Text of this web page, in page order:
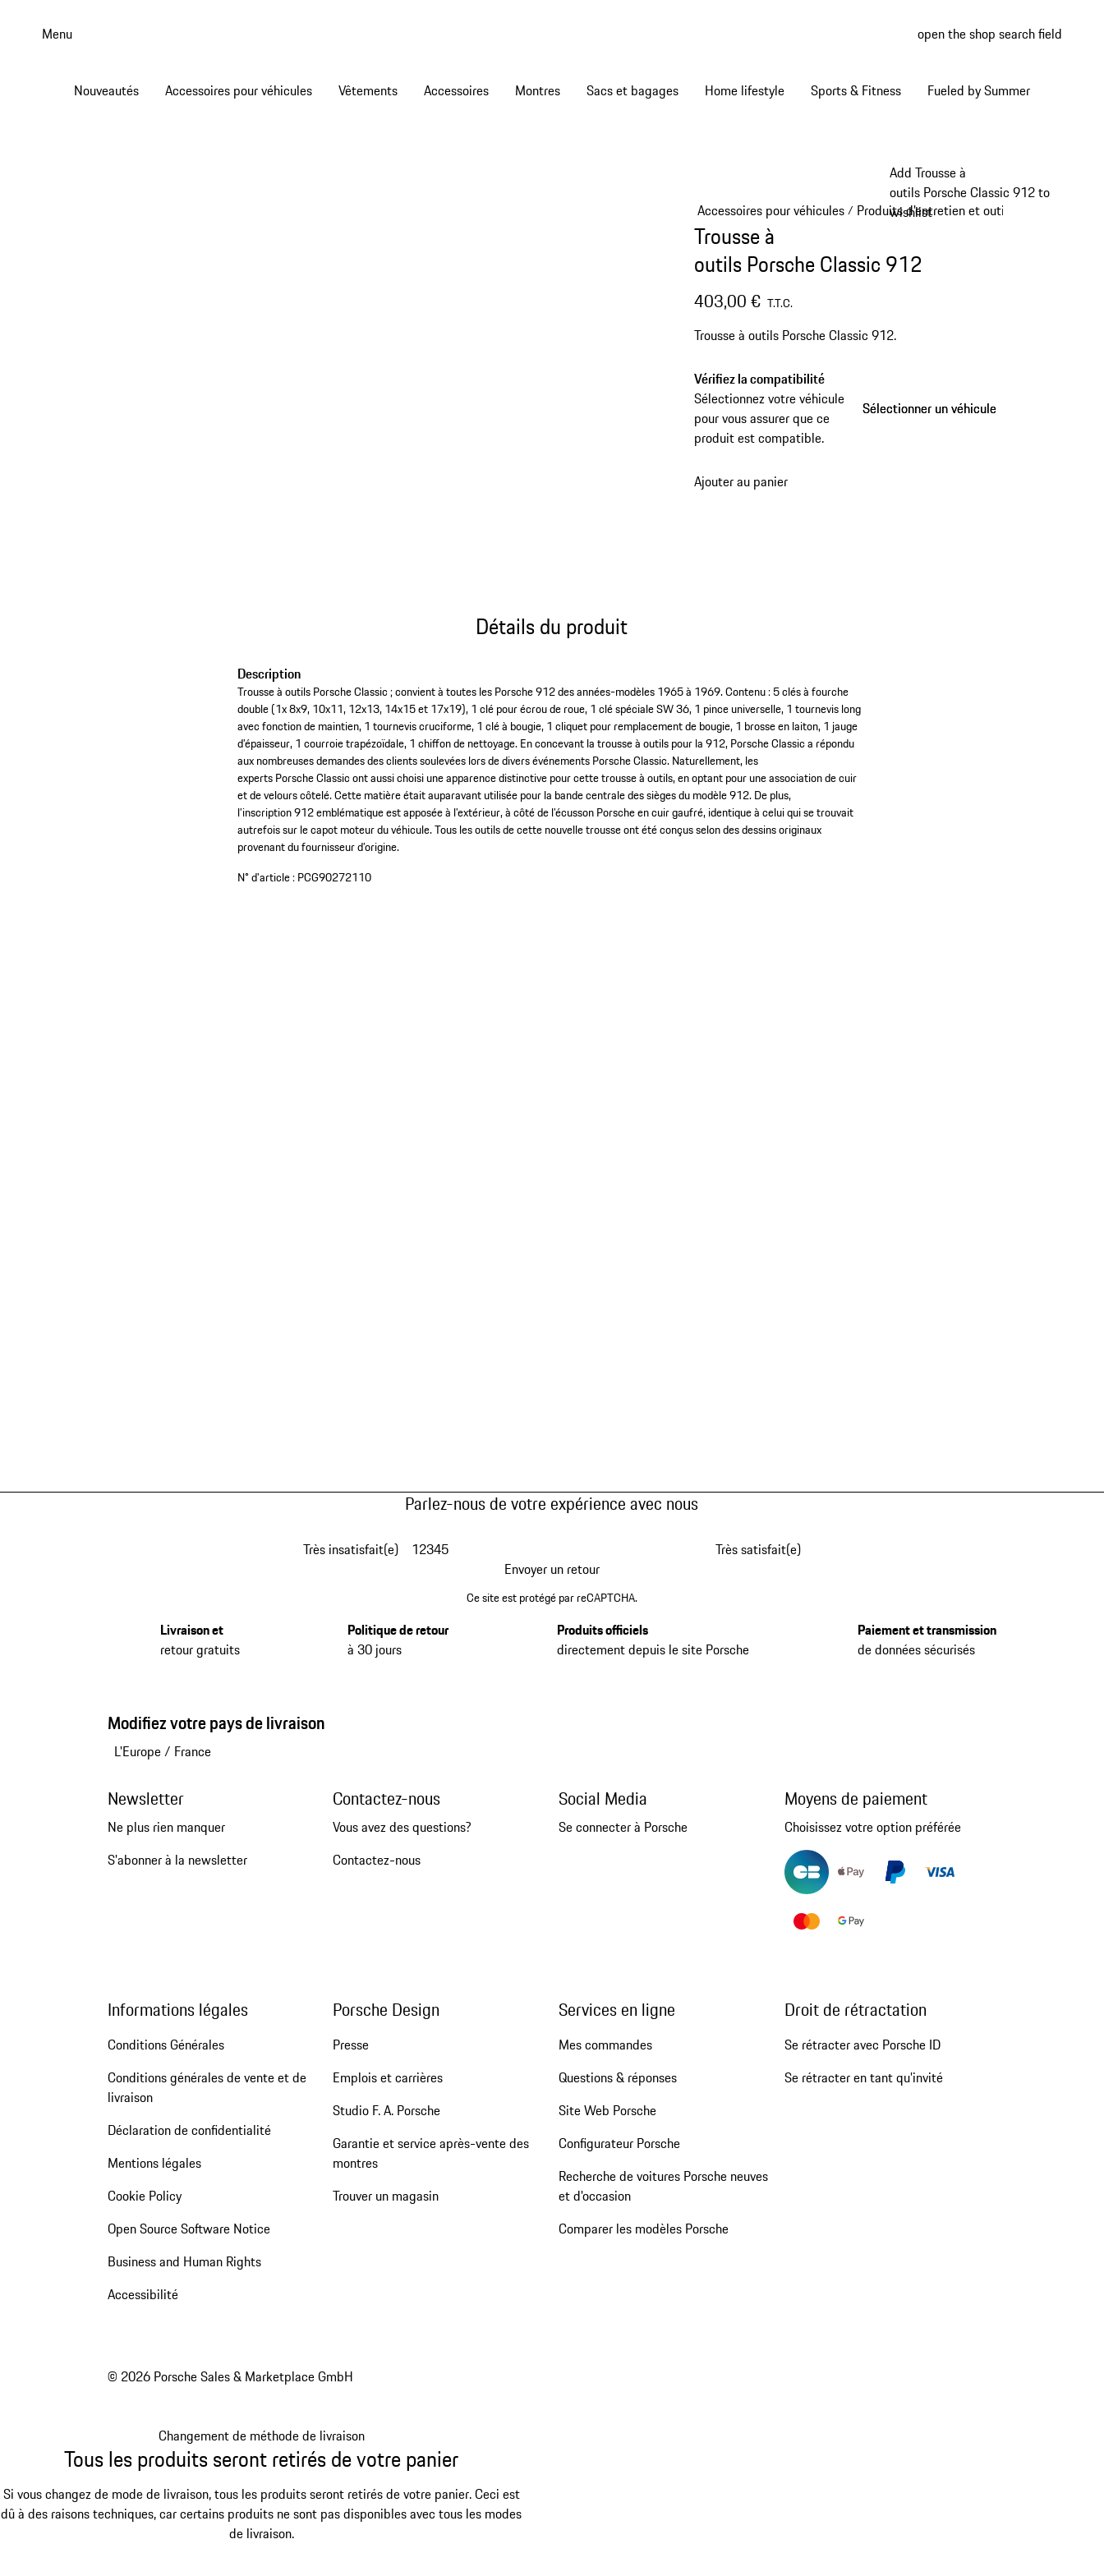
Menu open the shop search field
Nouveautés Accessoires pour véhicules Vêtements Accessoires Montres Sacs et bagages Home lifestyle Sports & Fitness Fueled by Summer
Add Trousse à
outils Porsche Classic 912 to
wishlist
Accessoires pour véhicules/ Produits d’entretien et outils
Trousse à
outils Porsche Classic 912
403,00 € T.T.C.
Trousse à outils Porsche Classic 912.
Vérifiez la compatibilité
Sélectionnez votre véhicule
pour vous assurer que ce
produit est compatible.
Sélectionner un véhicule
Sélectionner un véhicule
Ajouter au panier
Détails du produit
Description
Trousse à outils Porsche Classic ; convient à toutes les Porsche 912 des années-modèles 1965 à 1969. Contenu : 5 clés à fourche
double (1x 8x9, 10x11, 12x13, 14x15 et 17x19), 1 clé pour écrou de roue, 1 clé spéciale SW 36, 1 pince universelle, 1 tournevis long
avec fonction de maintien, 1 tournevis cruciforme, 1 clé à bougie, 1 cliquet pour remplacement de bougie, 1 brosse en laiton, 1 jauge
d’épaisseur, 1 courroie trapézoïdale, 1 chiffon de nettoyage. En concevant la trousse à outils pour la 912, Porsche Classic a répondu
aux nombreuses demandes des clients soulevées lors de divers événements Porsche Classic. Naturellement, les
experts Porsche Classic ont aussi choisi une apparence distinctive pour cette trousse à outils, en optant pour une association de cuir
et de velours côtelé. Cette matière était auparavant utilisée pour la bande centrale des sièges du modèle 912. De plus,
l’inscription 912 emblématique est apposée à l’extérieur, à côté de l’écusson Porsche en cuir gaufré, identique à celui qui se trouvait
autrefois sur le capot moteur du véhicule. Tous les outils de cette nouvelle trousse ont été conçus selon des dessins originaux
provenant du fournisseur d’origine.
N° d'article :PCG90272110
Parlez-nous de votre expérience avec nous
Très insatisfait(e) 12345
Très satisfait(e)
Envoyer un retour
Ce site est protégé par reCAPTCHA.
Livraison et
retour gratuits
Politique de retour
à 30 jours
Produits officiels
directement depuis le site Porsche
Paiement et transmission
de données sécurisés
Modifiez votre pays de livraison
L'Europe/ France
Newsletter
Ne plus rien manquer
S'abonner à la newsletter
Contactez-nous
Vous avez des questions?
Contactez-nous
Social Media
Se connecter à Porsche
Moyens de paiement
Choisissez votre option préférée
Informations légales
Conditions Générales
Conditions générales de vente et de
livraison
Déclaration de confidentialité
Mentions légales
Cookie Policy
Open Source Software Notice
Business and Human Rights
Accessibilité
Porsche Design
Presse
Emplois et carrières
Studio F. A. Porsche
Garantie et service après-vente des
montres
Trouver un magasin
Services en ligne
Mes commandes
Questions & réponses
Site Web Porsche
Configurateur Porsche
Recherche de voitures Porsche neuves
et d'occasion
Comparer les modèles Porsche
Droit de rétractation
Se rétracter avec Porsche ID
Se rétracter en tant qu’invité
© 2026 Porsche Sales & Marketplace GmbH
Changement de méthode de livraison
Tous les produits seront retirés de votre panier
Si vous changez de mode de livraison, tous les produits seront retirés de votre panier. Ceci est
dû à des raisons techniques, car certains produits ne sont pas disponibles avec tous les modes
de livraison.